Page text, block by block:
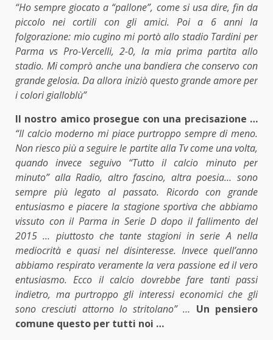
“Ho sempre giocato a “pallone”, come si usa dire, fin da
piccolo nei cortili con gli amici. Poi a 6 anni la
folgorazione: mio cugino mi portò allo stadio Tardini per
Parma vs Pro-Vercelli, 2-0, la mia prima partita allo
stadio. Mi comprò anche una bandiera che conservo con
grande gelosia. Da allora iniziò questo grande amore per
i colori gialloblù”
Il nostro amico prosegue con una precisazione …
“Il calcio moderno mi piace purtroppo sempre di meno.
Non riesco più a seguire le partite alla Tv come una volta,
quando invece seguivo “Tutto il calcio minuto per
minuto” alla Radio, altro fascino, altra poesia… sono
sempre più legato al passato. Ricordo con grande
entusiasmo e piacere la stagione sportiva che abbiamo
vissuto con il Parma in Serie D dopo il fallimento del
2015 … piuttosto che tante stagioni in serie A nella
mediocrità e quasi nel disinteresse. Invece quell’anno
abbiamo respirato veramente la vera passione ed il vero
entusiasmo. Ecco il calcio dovrebbe fare tanti passi
indietro, ma purtroppo gli interessi economici che gli
sono cresciuti attorno lo stritolano” … Un pensiero
comune questo per tutti noi …